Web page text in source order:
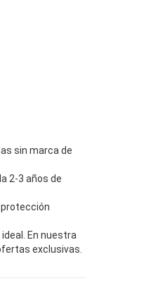
sin marca de
2-3 años de
En nuestra
exclusivas.